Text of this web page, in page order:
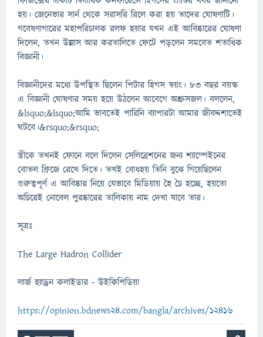
হয়। জেনেভার সার্ন থেকে সরাসরি রিলে করা হয় তাদের ঘোষণাটি।
গবেষণাগারের মহাপরিচালক রলফ হয়ার যখন এই আবিষ্কারের ঘোষণা
দিলেন, তখন উল্লাস আর করতালিতে ফেটে পড়লেন সমবেত শতাধিক
বিজ্ঞানী।
বিজ্ঞানীদের মধ্যে উপস্থিত ছিলেন পিটার হিগস স্বয়ং। ৮৩ বছর বয়স্ক
এ বিজ্ঞানী ঘোষণার সময় হয়ে উঠলেন আবেগে অশ্রুসজল। বললেন,
&lsquo;&lsquo;আমি ভাবতেই পারিনি ব্যাপারটা আমার জীবদ্দশাতেই
ঘটবে।&rsquo;&rsquo;
স্ত্রীকে তখনই ফোনে বলে দিলেন সেলিব্রেশনের জন্য শ্যাম্পেইনের
বোতল ফ্রিজে রেখে দিতে। তখই বোধহয় তিনি বুঝে গিয়েছিলেন
গুরুত্বপূর্ণ এ আবিষ্কার নিয়ে যেভাবে মিডিয়ায় হৈ চৈ হচ্ছে, হয়তো
অচিরেই নোবেল পুরষ্কারের তালিকায় নাম দেখা যাবে তার।
সূত্রঃ
The Large Hadron Collider
লার্জ হ্যাড্রন কলাইডার - উইকিপিডিয়া
https://opinion.bdnews24.com/bangla/archives/12416